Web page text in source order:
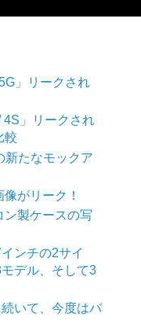
」リークされ
4S」リークされ
較
新たなモックア
がリーク！
ン製ケースの写
ンチの2サイ
デル、そして3
いて、今度はバ